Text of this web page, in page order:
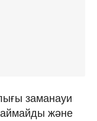
заманауи
және